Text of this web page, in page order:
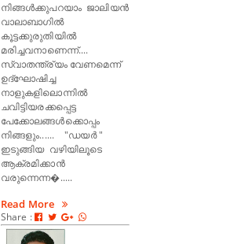
നിങ്ങൾക്കുപറയാം ജാലിയൻ
വാലാബാഗിൽ
കൂട്ടക്കുരുതിയിൽ
മരിച്ചവനാണെന്ന്....
സ്വാതന്ത്ര്യം വേണമെന്ന്
ഉദ്‌ഘോഷിച്ച
നാളുകളിലൊന്നിൽ
ചവിട്ടിയരക്കപ്പെട്ട
പേക്കോലങ്ങൾക്കൊപ്പം
നിങ്ങളും...... "ഡയർ "
ഇടുങ്ങിയ വഴിയിലൂടെ
ആക്രമിക്കാൻ
വരുന്നെന്ന�.....
Read More
Share :